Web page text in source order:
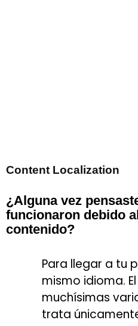
Content Localization
¿Alguna vez
funcionaron debido
contenido?
Para llegar a tu
mismo idioma.
muchísimas
trata